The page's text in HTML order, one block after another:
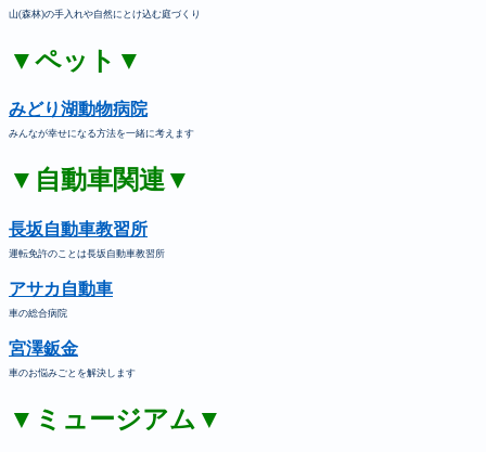
山(森林)の手入れや自然にとけ込む庭づくり
▼ペット▼
みどり湖動物病院
みんなが幸せになる方法を一緒に考えます
▼自動車関連▼
長坂自動車教習所
運転免許のことは長坂自動車教習所
アサカ自動車
車の総合病院
宮澤鈑金
車のお悩みごとを解決します
▼ミュージアム▼